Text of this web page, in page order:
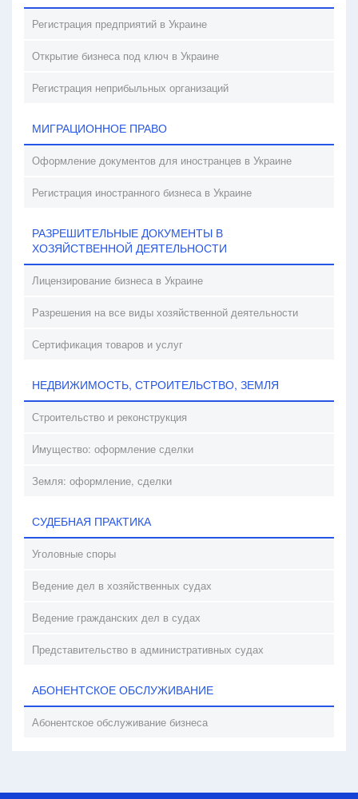
Регистрация предприятий в Украине
Открытие бизнеса под ключ в Украине
Регистрация неприбыльных организаций
МИГРАЦИОННОЕ ПРАВО
Оформление документов для иностранцев в Украине
Регистрация иностранного бизнеса в Украине
РАЗРЕШИТЕЛЬНЫЕ ДОКУМЕНТЫ В
ХОЗЯЙСТВЕННОЙ ДЕЯТЕЛЬНОСТИ
Лицензирование бизнеса в Украине
Разрешения на все виды хозяйственной деятельности
Сертификация товаров и услуг
НЕДВИЖИМОСТЬ, СТРОИТЕЛЬСТВО, ЗЕМЛЯ
Строительство и реконструкция
Имущество: оформление сделки
Земля: оформление, сделки
СУДЕБНАЯ ПРАКТИКА
Уголовные споры
Ведение дел в хозяйственных судах
Ведение гражданских дел в судах
Представительство в административных судах
АБОНЕНТСКОЕ ОБСЛУЖИВАНИЕ
Абонентское обслуживание бизнеса